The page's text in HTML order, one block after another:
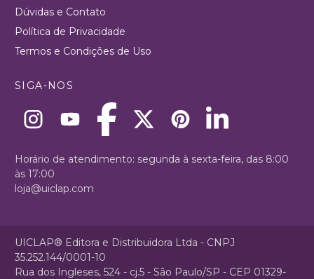
Dúvidas e Contato
Política de Privacidade
Termos e Condições de Uso
SIGA-NOS
Horário de atendimento: segunda à sexta-feira, das 8:00
às 17:00
loja@uiclap.com
UICLAP® Editora e Distribuidora Ltda - CNPJ
35.252.144/0001-10
Rua dos Ingleses, 524 - cj.5 - São Paulo/SP - CEP 01329-